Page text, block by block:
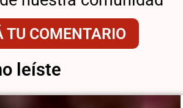
TU COMENTARIO
leíste